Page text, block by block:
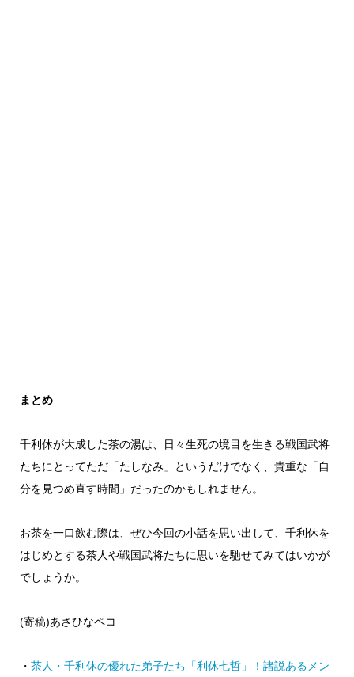
まとめ
千利休が大成した茶の湯は、日々生死の境目を生きる戦国武将
たちにとってただ「たしなみ」というだけでなく、貴重な「自
分を見つめ直す時間」だったのかもしれません。
お茶を一口飲む際は、ぜひ今回の小話を思い出して、千利休を
はじめとする茶人や戦国武将たちに思いを馳せてみてはいかが
でしょうか。
(寄稿)あさひなペコ
・ 茶人・千利休の優れた弟子たち「利休七哲」！諸説あるメン